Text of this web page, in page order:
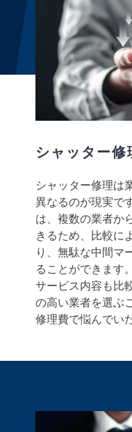
シャッター修
シャッター修理は
異なるのが現実で
は、複数の業者か
きるため、比較に
り、無駄な中間マ
ることができます
サービス内容も比
の高い業者を選ぶ
修理費で悩んでい